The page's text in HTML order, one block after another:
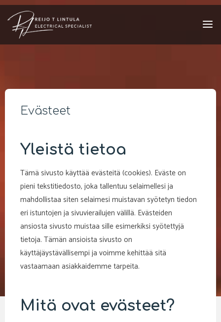
Skip
content
Evästeet
Yleistä tietoa
Tämä sivusto käyttää evästeitä (cookies). Eväste on
pieni tekstitiedosto, joka tallentuu selaimellesi ja
mahdollistaa siten selaimesi muistavan syötetyn tiedon
eri istuntojen ja sivuvierailujen välillä. Evästeiden
ansiosta sivusto muistaa sille esimerkiksi syötettyjä
tietoja. Tämän ansioista sivusto on
käyttäjäystävällisempi ja voimme kehittää sitä
vastaamaan asiakkaidemme tarpeita.
Mitä ovat evästeet?